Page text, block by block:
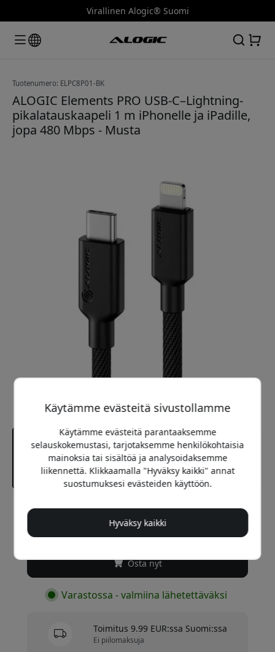
Virallinen Alogic® Suomi
Tuotenumero: ELPC8P01-BK
ALOGIC Elements PRO USB-C–Lightning-
pikalatauskaapeli 1 m iPhonelle ja iPadille,
jopa 480 Mbps - Musta
Suositeltava hinta
22.99 EUR
Osta nyt
Varastossa - valmiina lähetettäväksi
Toimitus 9.99 EUR:ssa Suomi:ssa
Ei piilomaksuja
Käytämme evästeitä sivustollamme
Käytämme evästeitä parantaaksemme
selauskokemustasi, tarjotaksemme henkilökohtaisia
mainoksia tai sisältöä ja analysoidaksemme
liikennettä. Klikkaamalla "Hyväksy kaikki" annat
suostumuksesi evästeiden käyttöön.
Hyväksy kaikki